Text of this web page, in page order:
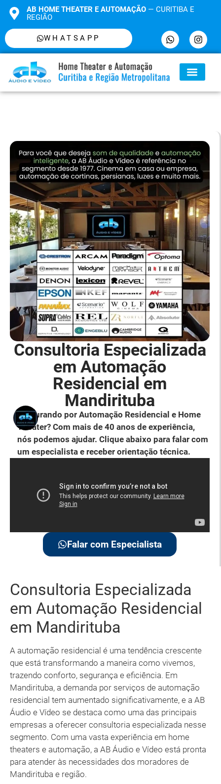
AB HOME THEATER E AUTOMAÇÃO— CURITIBA E
REGIÃO
WHATSAPP
Consultoria Especializada
em Automação
Residencial em
Mandirituba
Procurando por Automação Residencial e Home
Theater? Com mais de 40 anos de experiência,
nós podemos ajudar. Clique abaixo para falar com
um especialista e receber orientação técnica.
Falar com Especialista
Consultoria Especializada
em Automação Residencial
em Mandirituba
A automação residencial é uma tendência crescente
que está transformando a maneira como vivemos,
trazendo conforto, segurança e eficiência. Em
Mandirituba, a demanda por serviços de automação
residencial tem aumentado significativamente, e a AB
Áudio e Vídeo se destaca como uma das principais
empresas a oferecer consultoria especializada nesse
segmento. Com uma vasta experiência em home
theaters e automação, a AB Áudio e Vídeo está pronta
para atender às necessidades dos moradores de
Mandirituba e região.